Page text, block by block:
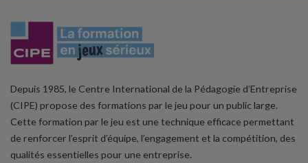
Depuis 1985, le Centre International de la Pédagogie d’Entreprise
(CIPE) propose des formations par le jeu pour un public large.
Cette formation par le jeu est une technique efficace permettant
de renforcer l’esprit d’équipe, l’engagement et la compétition, des
qualités essentielles pour une entreprise.